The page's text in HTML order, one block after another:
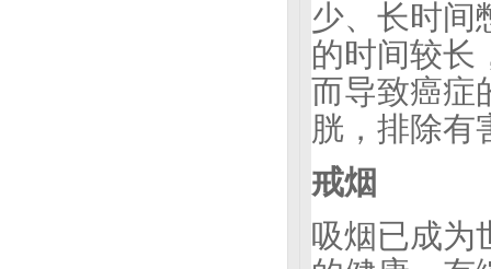
少、长时间
的时间较长
而导致癌症
胱，排除有
戒烟
吸烟已成为